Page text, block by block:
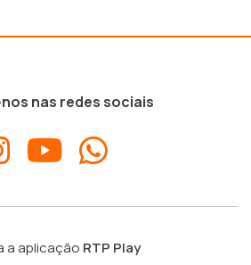
nas redes sociais
a aplicação RTP Play